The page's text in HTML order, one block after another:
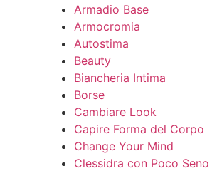
Armadio Base
Armocromia
Autostima
Beauty
Biancheria Intima
Borse
Cambiare Look
Capire Forma del Corpo
Change Your Mind
Clessidra con Poco Seno